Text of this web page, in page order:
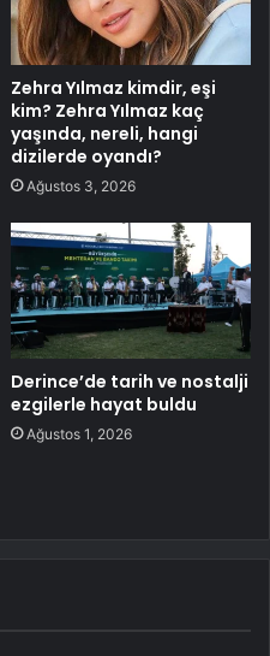
Zehra Yılmaz kimdir, eşi
kim? Zehra Yılmaz kaç
yaşında, nereli, hangi
dizilerde oyandı?
Ağustos 3, 2026
Derince’de tarih ve nostalji
ezgilerle hayat buldu
Ağustos 1, 2026